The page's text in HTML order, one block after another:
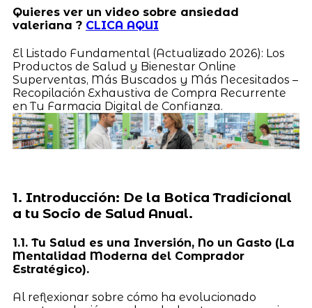
Quieres ver un video sobre ansiedad
valeriana ? CLICA AQUI
El Listado Fundamental (Actualizado 2026): Los
Productos de Salud y Bienestar Online
Superventas, Más Buscados y Más Necesitados –
Recopilación Exhaustiva de Compra Recurrente
en Tu Farmacia Digital de Confianza.
1. Introducción: De la Botica Tradicional
a tu Socio de Salud Anual.
1.1. Tu Salud es una Inversión, No un Gasto (La
Mentalidad Moderna del Comprador
Estratégico).
Al reflexionar sobre cómo ha evolucionado